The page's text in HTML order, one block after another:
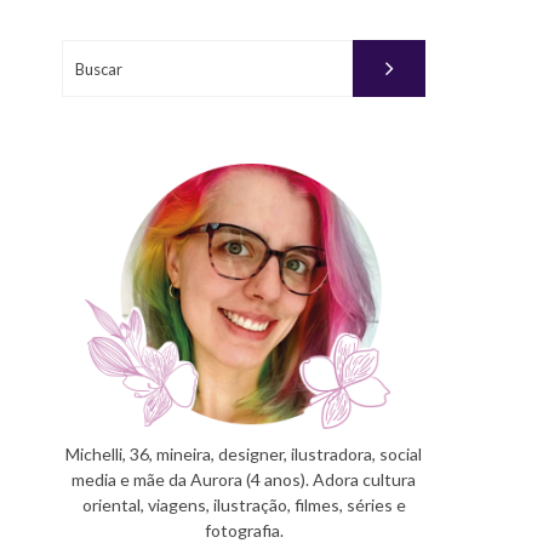
Michelli, 36, mineira, designer, ilustradora, social
media e mãe da Aurora (4 anos). Adora cultura
oriental, viagens, ilustração, filmes, séries e
fotografia.